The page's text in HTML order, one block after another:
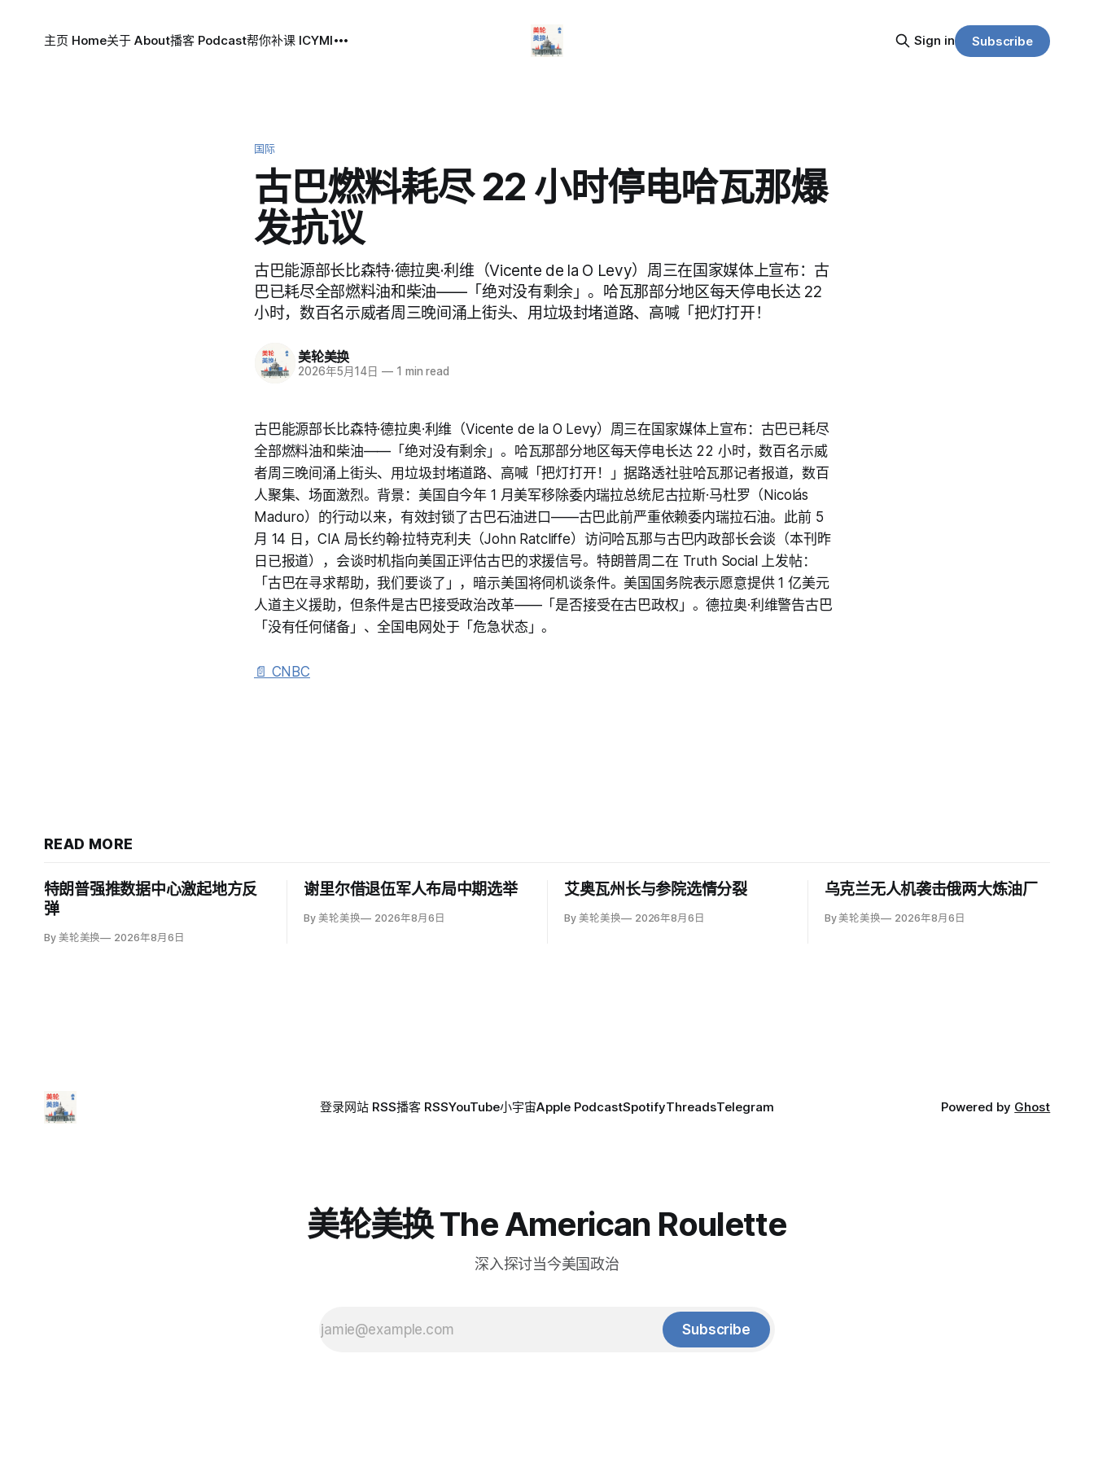
主页 Home关于 About播客 Podcast帮你补课 ICYMI Sign in Subscribe
国际
古巴燃料耗尽 22 小时停电哈瓦那爆
发抗议
古巴能源部长比森特·德拉奥·利维（Vicente de la O Levy）周三在国家媒体上宣布：古
巴已耗尽全部燃料油和柴油——「绝对没有剩余」。哈瓦那部分地区每天停电长达 22
小时，数百名示威者周三晚间涌上街头、用垃圾封堵道路、高喊「把灯打开！
美轮美换
2026年5月14日 — 1 min read
古巴能源部长比森特·德拉奥·利维（Vicente de la O Levy）周三在国家媒体上宣布：古巴已耗尽
全部燃料油和柴油——「绝对没有剩余」。哈瓦那部分地区每天停电长达 22 小时，数百名示威
者周三晚间涌上街头、用垃圾封堵道路、高喊「把灯打开！」据路透社驻哈瓦那记者报道，数百
人聚集、场面激烈。背景：美国自今年 1 月美军移除委内瑞拉总统尼古拉斯·马杜罗（Nicolás
Maduro）的行动以来，有效封锁了古巴石油进口——古巴此前严重依赖委内瑞拉石油。此前 5
月 14 日，CIA 局长约翰·拉特克利夫（John Ratcliffe）访问哈瓦那与古巴内政部长会谈（本刊昨
日已报道），会谈时机指向美国正评估古巴的求援信号。特朗普周二在 Truth Social 上发帖：
「古巴在寻求帮助，我们要谈了」，暗示美国将伺机谈条件。美国国务院表示愿意提供 1 亿美元
人道主义援助，但条件是古巴接受政治改革——「是否接受在古巴政权」。德拉奥·利维警告古巴
「没有任何储备」、全国电网处于「危急状态」。
📄 CNBC
READ MORE
特朗普强推数据中心激起地方反
弹
By 美轮美换 2026年8月6日
谢里尔借退伍军人布局中期选举
By 美轮美换 2026年8月6日
艾奥瓦州长与参院选情分裂
By 美轮美换 2026年8月6日
乌克兰无人机袭击俄两大炼油厂
By 美轮美换 2026年8月6日
登录网站 RSS播客 RSSYouTube小宇宙Apple PodcastSpotifyThreadsTelegram Powered by Ghost
美轮美换 The American Roulette
深入探讨当今美国政治
Subscribe